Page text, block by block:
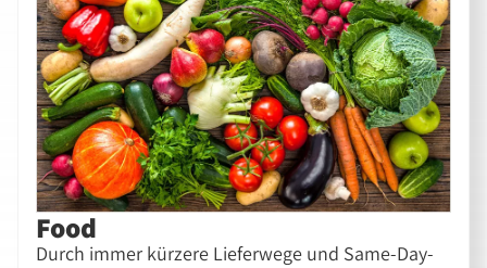
Food
Durch immer kürzere Lieferwege und Same-Day-